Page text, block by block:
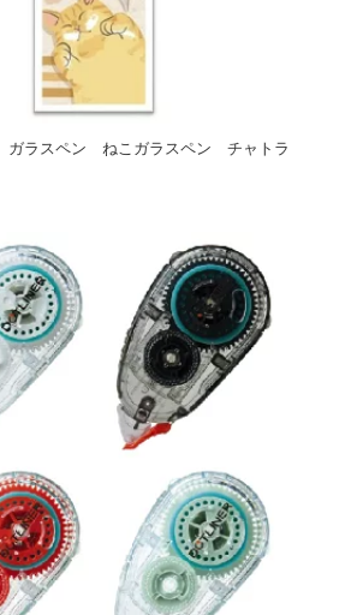
ガラスペン ねこガラスペン チャトラ